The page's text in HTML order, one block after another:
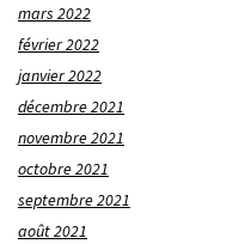
mars 2022
février 2022
janvier 2022
décembre 2021
novembre 2021
octobre 2021
septembre 2021
août 2021